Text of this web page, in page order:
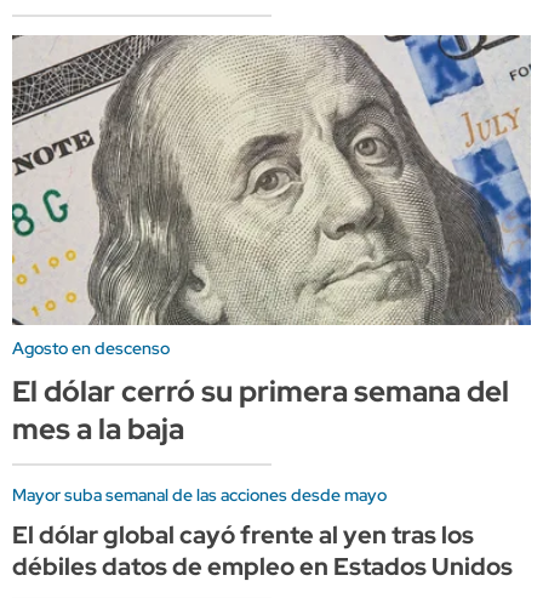
Agosto en descenso
El dólar cerró su primera semana del
mes a la baja
Mayor suba semanal de las acciones desde mayo
El dólar global cayó frente al yen tras los
débiles datos de empleo en Estados Unidos